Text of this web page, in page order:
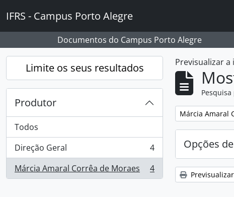
IFRS - Campus Porto Alegre
Documentos do Campus Porto Alegre
Limite os seus resultados
Produtor
Todos
Direção Geral
, 4 resultados
4
Márcia Amaral Corrêa de Moraes
, 4 resultados 4
Previsualizar a
Remover filtro:
Márcia Amaral
Opções